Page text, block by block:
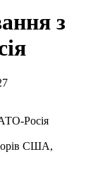
з
США,